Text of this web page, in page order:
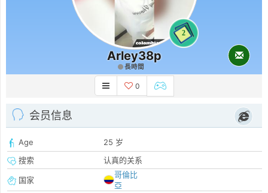
2
Arley38p
長時間
0
会员信息
Age
25 岁
搜索
认真的关系
国家
哥倫比
亞